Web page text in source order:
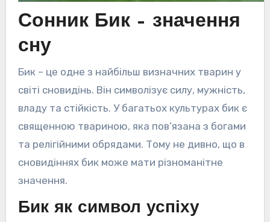
Сонник Бик – значення
сну
Бик – це одне з найбільш визначних тварин у
світі сновидінь. Він символізує силу, мужність,
владу та стійкість. У багатьох культурах бик є
священною твариною, яка пов’язана з богами
та релігійними обрядами. Тому не дивно, що в
сновидіннях бик може мати різноманітне
значення.
Бик як символ успіху